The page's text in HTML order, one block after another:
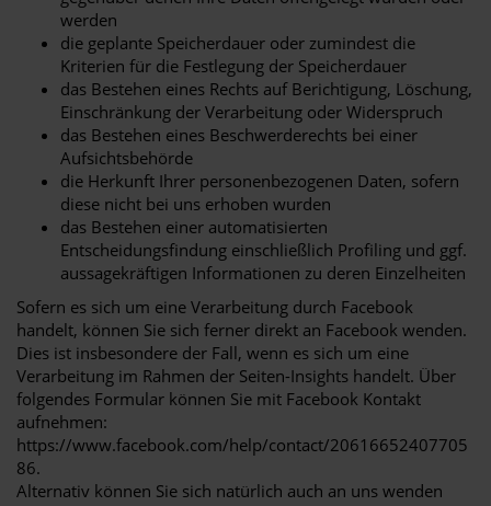
werden
die geplante Speicherdauer oder zumindest die
Kriterien für die Festlegung der Speicherdauer
das Bestehen eines Rechts auf Berichtigung, Löschung,
Einschränkung der Verarbeitung oder Widerspruch
das Bestehen eines Beschwerderechts bei einer
Aufsichtsbehörde
die Herkunft Ihrer personenbezogenen Daten, sofern
diese nicht bei uns erhoben wurden
das Bestehen einer automatisierten
Entscheidungsfindung einschließlich Profiling und ggf.
aussagekräftigen Informationen zu deren Einzelheiten
Sofern es sich um eine Verarbeitung durch Facebook
handelt, können Sie sich ferner direkt an Facebook wenden.
Dies ist insbesondere der Fall, wenn es sich um eine
Verarbeitung im Rahmen der Seiten-Insights handelt. Über
folgendes Formular können Sie mit Facebook Kontakt
aufnehmen:
https://www.facebook.com/help/contact/20616652407705
86.
Alternativ können Sie sich natürlich auch an uns wenden